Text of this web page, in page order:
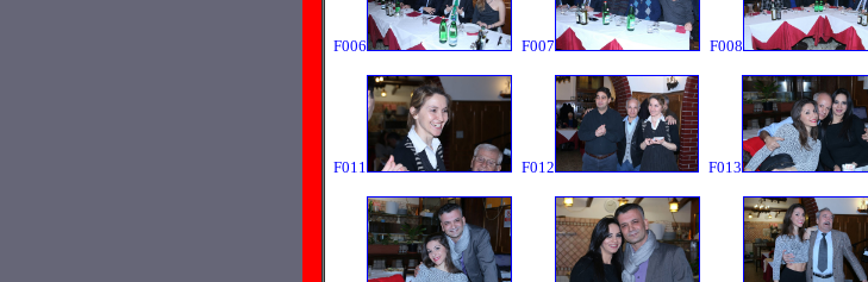
F006 F007 F008
F011 F012 F013